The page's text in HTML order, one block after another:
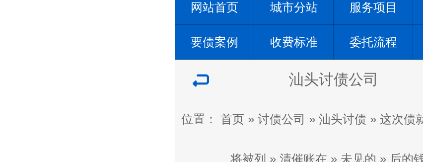
网站首页 城市分站 服务项目
要债案例 收费标准 委托流程
汕头讨债公司
位置： 首页 » 讨债公司 » 汕头讨债 » 这次债
将被列 » 清催账在 » 未见的 » 后的